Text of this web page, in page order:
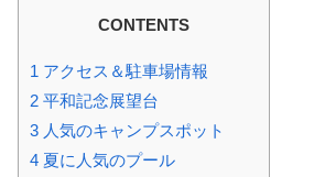
CONTENTS
1 アクセス＆駐車場情報
2 平和記念展望台
3 人気のキャンプスポット
4 夏に人気のプール